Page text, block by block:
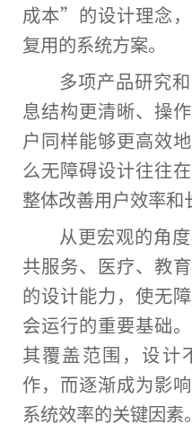
成本”的设计理念
复用的系统方案。
多项产品研究
息结构更清晰、操
户同样能够更高效
么无障碍设计往往
整体改善用户效率和
从更宏观的角
共服务、医疗、教
的设计能力，使无
会运行的重要基础
其覆盖范围，设计
作，而逐渐成为影
系统效率的关键因素。